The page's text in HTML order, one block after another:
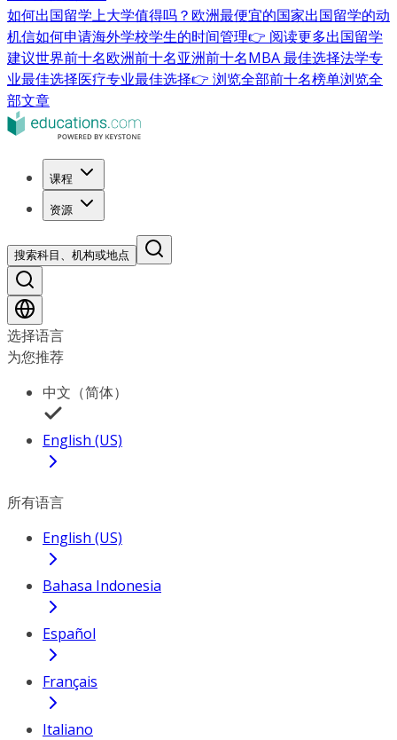
如何出国留学上大学值得吗？ 欧洲最便宜的国家出国留学的动
机信如何申请海外学校学生的时间管理👉 阅读更多出国留学
建议世界前十名欧洲前十名亚洲前十名MBA 最佳选择法学专
业最佳选择医疗专业最佳选择👉 浏览全部前十名榜单浏览全
部文章
课程
资源
搜索科目、机构或地点
选择语言
为您推荐
中文（简体）
English (US)
所有语言
English (US)
Bahasa Indonesia
Español
Français
Italiano